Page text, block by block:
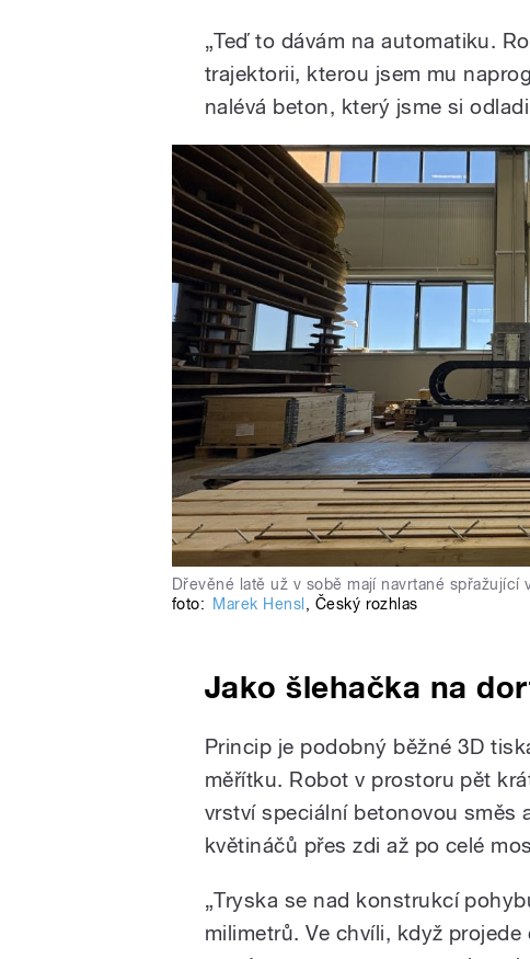
„Teď to dávám na automatiku.
trajektorii, kterou jsem mu
nalévá beton, který jsme si
Dřevěné latě už v sobě mají navrtané
foto:
Marek Hensl , Český rozhlas
Jako šlehačka na
Princip je podobný běžné 3D
měřítku. Robot v prostoru pět
vrství speciální betonovou směs
květináčů přes zdi až po celé
„Tryska se nad konstrukcí
milimetrů. Ve chvíli, když projede